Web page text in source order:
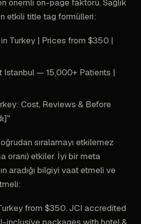
önemli on-page faktörü. Sağlık
etkili title tag formülleri:
Turkey | Prices from $350 |
Istanbul — 15,000+ Patients |
Cost, Reviews & Before
sıralamayı etkilemez
oranı) etkiler. İyi bir meta
aradığı bilgiyi vaat etmeli ve
from $350. JCI accredited
inclusive packages with hotel &